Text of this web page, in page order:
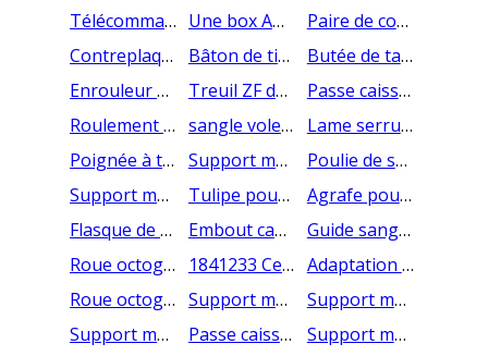
Télécommande volet roulant 6 canaux AOK
Une box AOK permettant de commander vos volets roulants à distance depuis votre téléphone
Paire de console pour volets roulants
Contreplaque pour volet roulant rénovation
Bâton de tirage direct pour volet roulant
Butée de tablier conique pour volet roulant
Enrouleur sangle pour volet roulant
Treuil ZF débrayable
Passe caisson double cardan 90°
Roulement à billes 28mm
sangle volet roulant
Lame serrure intermédiaire montée
Poignée à tirage direct
Support moteur ASA universel
Poulie de sangle
Support moteur Somfy
Tulipe pour lame
Agrafe pour tube rond
Flasque de guidage - accessoires volets roulants
Embout cannelé octogonal pour treuil traditionnel
Guide sangle pour sangle de 18 mm
Roue octogonale de 60mm
1841233 Cellules photoélectriques filaires
Adaptation interface LS40/LT50 SOMFY
Roue octogonale de 40mm(x10) SOMFY
Support moteur LT60 traditionnel renforcé
Support moteur LT50 métallique
Support moteur interface LS40/LT50
Passe caisson CSI à 60°
Support moteur CSI 100x100